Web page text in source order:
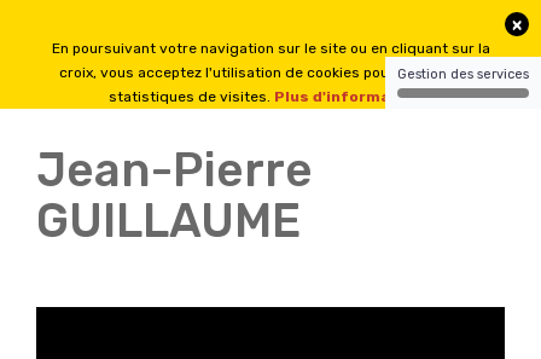
Jean-Pierre
GUILLAUME